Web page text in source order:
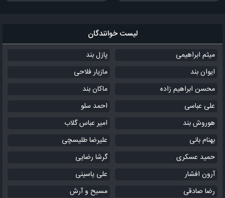
لیست خوانندگان
میثم ابراهیمی
پازل بند
ایوان بند
مازیار فلاحی
محسن ابراهیم زاده
ماکان بند
علی عباسی
احمد سلو
هوروش بند
امیر عباس گلاب
بهنام بانی
علیرضا طلیسچی
حمید عسکری
گرشا رضایی
آرون افشار
علی یاسینی
رضا صادقی
مسیح و آرش